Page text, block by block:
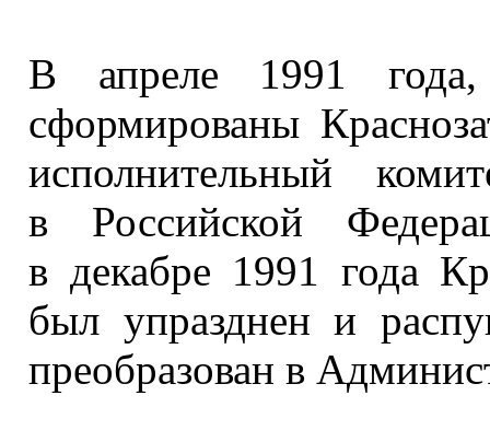
В апреле 1991 года,
сформированы
исполнительный
в Российской
в декабре 1991 года
был упразднени
преобразован в